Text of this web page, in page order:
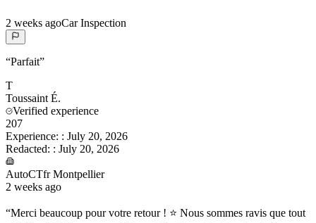
2 weeks agoCar Inspection
“Parfait”
T
Toussaint É.
Verified experience
207
Experience: : July 20, 2026
Redacted: : July 20, 2026
AutoCTfr Montpellier
2 weeks ago
“Merci beaucoup pour votre retour ! ⭐ Nous sommes ravis que tout